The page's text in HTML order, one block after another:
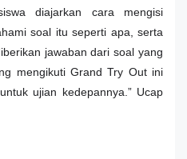
diajarkan cara mengisi
soal itu seperti apa, serta
jawaban dari soal yang
mengikuti Grand Try Out ini
ujian kedepannya.” Ucap